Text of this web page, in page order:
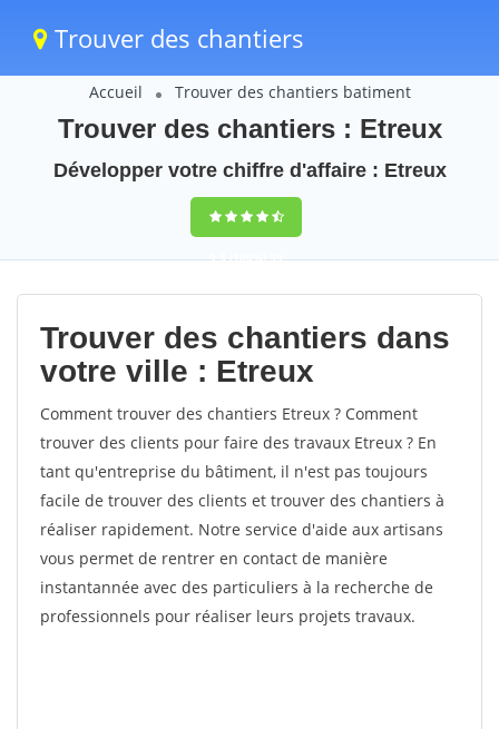
Trouver des chantiers
Accueil Trouver des chantiers batiment
Trouver des chantiers : Etreux
Développer votre chiffre d'affaire : Etreux
9,5(100%)39
votes
Trouver des chantiers dans
votre ville : Etreux
Comment trouver des chantiers Etreux ? Comment
trouver des clients pour faire des travaux Etreux ? En
tant qu'entreprise du bâtiment, il n'est pas toujours
facile de trouver des clients et trouver des chantiers à
réaliser rapidement. Notre service d'aide aux artisans
vous permet de rentrer en contact de manière
instantannée avec des particuliers à la recherche de
professionnels pour réaliser leurs projets travaux.